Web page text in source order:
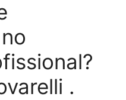
.